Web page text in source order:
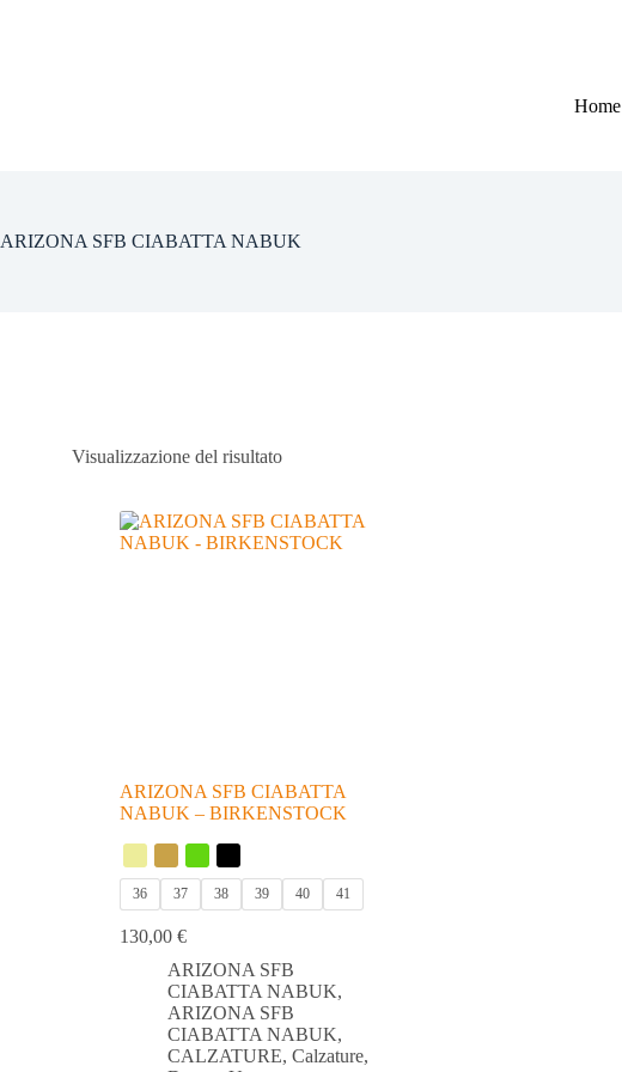
Home
ARIZONA SFB CIABATTA NABUK
Visualizzazione del risultato
ARIZONA SFB CIABATTA
NABUK – BIRKENSTOCK
36 37 38 39 40 41
130,00€
ARIZONA SFB
CIABATTA NABUK,
ARIZONA SFB
CIABATTA NABUK,
CALZATURE,Calzature,